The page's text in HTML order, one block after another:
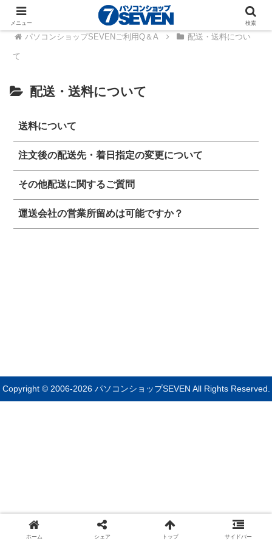
パソコンショップSEVENご利用Q＆A 配送・送料につい
て
配送・送料について
送料について
注文後の配送先・着日指定の変更について
その他配送に関するご質問
運送会社の営業所留めは可能ですか？
Copyright © 2006-2026 パソコンショップSEVEN All Rights Reserved.
メニュー 検索
ホーム シェア トップ サイドバー